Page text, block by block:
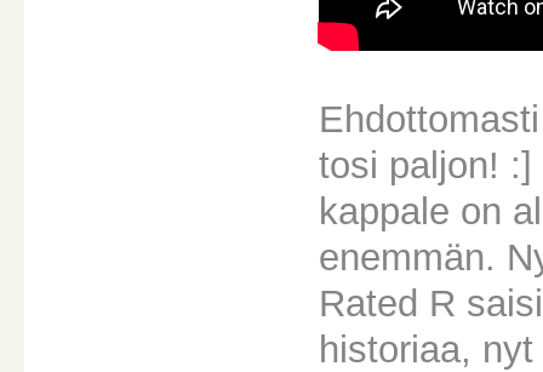
tosi paljon! :]
kappale on
enemmän.
Rated R
historiaa,